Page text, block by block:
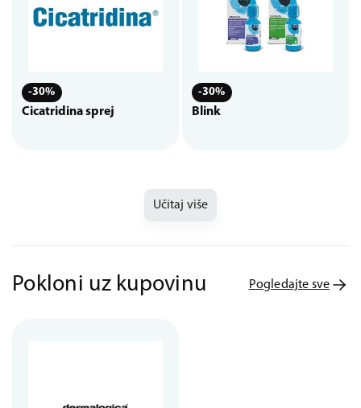
-30%
Cicatridina sprej
-30%
Blink
Učitaj više
Pokloni uz kupovinu Pogledajte sve